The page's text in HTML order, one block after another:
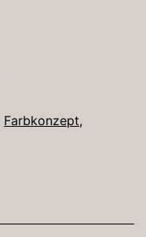
Farbkonzept,